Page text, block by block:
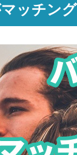
ッチン